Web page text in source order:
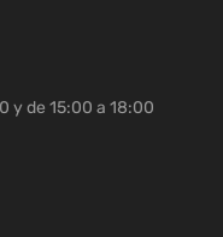
y de 15:00 a 18:00